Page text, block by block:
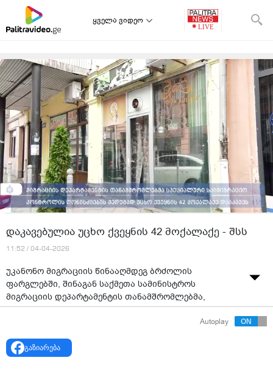
ყველა ვიდეო
დაკავებულია უცხო ქვეყნის 42 მოქალაქე - შსს
11:52 / 04-04-2026
უკანონო მიგრაციის წინააღმდეგ ბრძოლის
ფარგლებში, შინაგან საქმეთა სამინისტროს
მიგრაციის დეპარტამენტის თანამშრომლებმა,
თბილისში, ქუთაისსა და ბათუმში სპეციალური
საიმიგრაციო კონტროლის ღონისძიებები ჩაატარეს.
უცხო ქვეყნის 42 მოქალაქე, მათ შორის -
ბანგლადეშის, ინდოეთის, პაკისტანის, ეგვიპტის,
Autoplay
გაზიარება